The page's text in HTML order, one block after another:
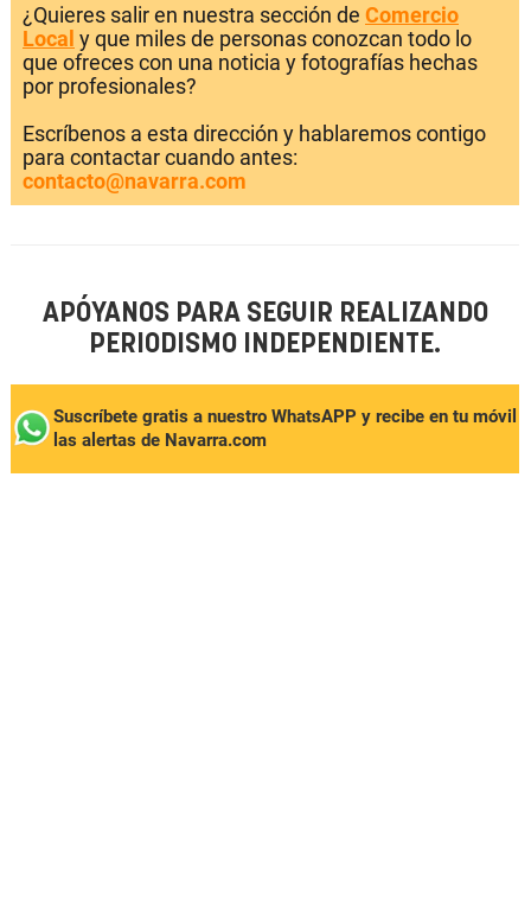
¿Quieres salir en nuestra sección de Comercio
Local y que miles de personas conozcan todo lo
que ofreces con una noticia y fotografías hechas
por profesionales?
Escríbenos a esta dirección y hablaremos contigo
para contactar cuando antes:
contacto@navarra.com
APÓYANOS PARA SEGUIR REALIZANDO
PERIODISMO INDEPENDIENTE.
Suscríbete gratis a nuestro WhatsAPP y recibe en tu móvil
las alertas de Navarra.com